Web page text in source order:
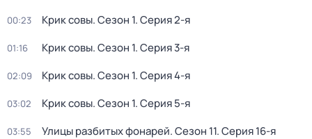
00:23 Крик совы. Сезон 1. Серия 2-я
01:16 Крик совы. Сезон 1. Серия 3-я
02:09 Крик совы. Сезон 1. Серия 4-я
03:02 Крик совы. Сезон 1. Серия 5-я
03:55 Улицы разбитых фонарей. Сезон 11. Серия 16-я